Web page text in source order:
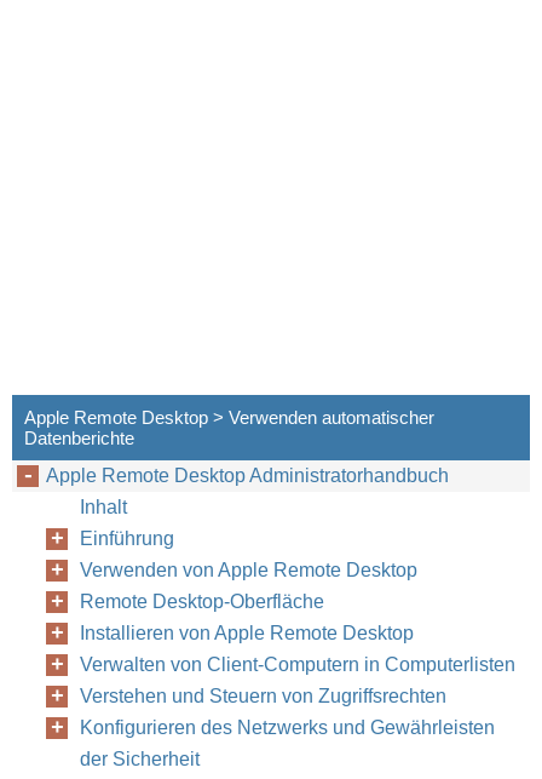
Apple Remote Desktop > Verwenden automatischer
Datenberichte
Apple Remote Desktop Administratorhandbuch
Inhalt
Einführung
Verwenden von Apple Remote Desktop
Remote Desktop-Oberfläche
Installieren von Apple Remote Desktop
Verwalten von Client-Computern in Computerlisten
Verstehen und Steuern von Zugriffsrechten
Konfigurieren des Netzwerks und Gewährleisten
der Sicherheit